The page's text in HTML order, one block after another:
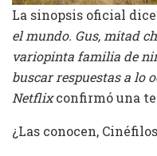
La sinopsis oficial
el mundo. Gus, mitad
variopinta familia de
buscar respuestas a lo
Netflixconfirmó una
¿Las conocen,